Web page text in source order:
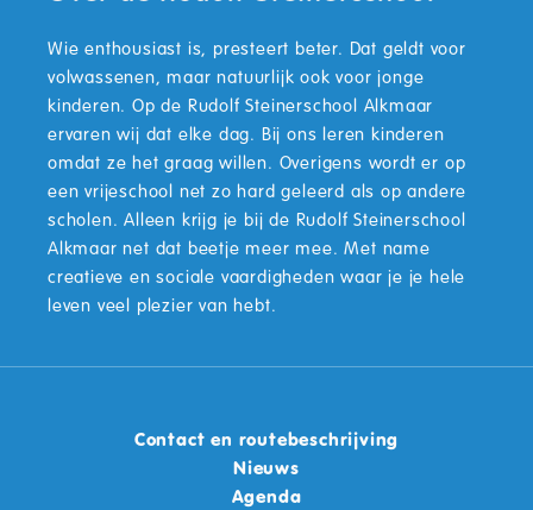
Wie enthousiast is, presteert beter. Dat geldt voor
volwassenen, maar natuurlijk ook voor jonge
kinderen. Op de Rudolf Steinerschool Alkmaar
ervaren wij dat elke dag. Bij ons leren kinderen
omdat ze het graag willen. Overigens wordt er op
een vrijeschool net zo hard geleerd als op andere
scholen. Alleen krijg je bij de Rudolf Steinerschool
Alkmaar net dat beetje meer mee. Met name
creatieve en sociale vaardigheden waar je je hele
leven veel plezier van hebt.
Contact en routebeschrijving
Nieuws
Agenda